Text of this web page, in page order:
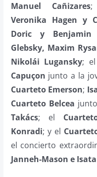
Manuel Cañizares
Veronika Hagen y
Doric y Benjamin
Glebsky, Maxim
Nikolái Lugansky; el
Capuçon junto a la
Cuarteto Emerson;
Cuarteto Belcea
Takács; el
Konradi; y el
el concierto
Janneh-Mason e